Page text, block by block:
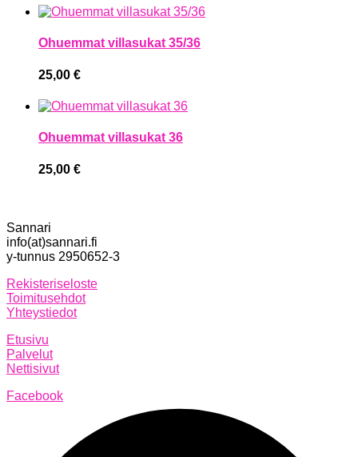
Ohuemmat villasukat 35/36
25,00 €
Ohuemmat villasukat 36
25,00 €
Sannari
info(at)sannari.fi
y-tunnus 2950652-3
Rekisteriseloste
Toimitusehdot
Yhteystiedot
Etusivu
Palvelut
Nettisivut
Facebook